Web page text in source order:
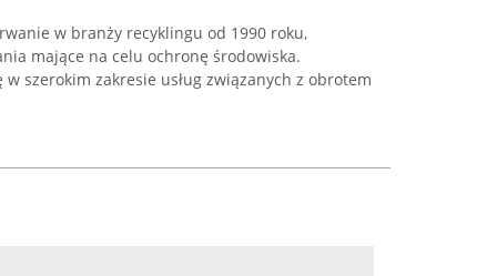
w branży recyklingu od 1990 roku,
mające na celu ochronę środowiska.
szerokim zakresie usług związanych z obrotem